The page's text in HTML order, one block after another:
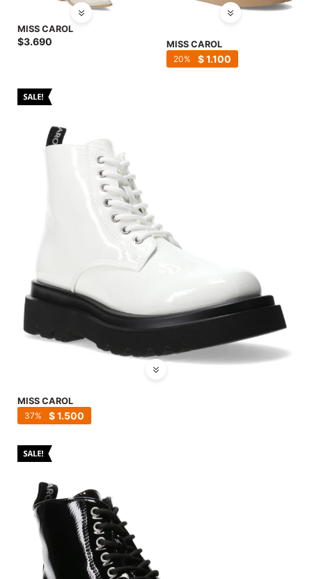
MISS CAROL
$3.690
MISS CAROL
$1.500
37
MISS CAROL
$1.100
20